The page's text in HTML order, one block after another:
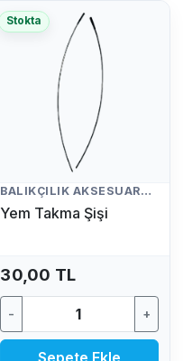
Stokta
BALIKÇILIK AKSESUARLARI
Yem Takma Şişi
30,00 TL
- +